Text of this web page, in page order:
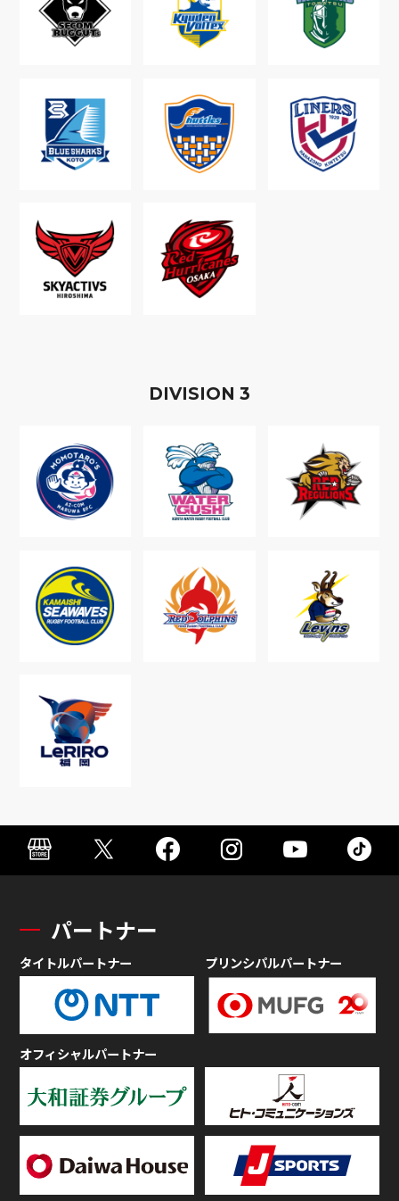
DIVISION 3
パートナー
タイトルパートナー プリンシパルパートナー
オフィシャルパートナー